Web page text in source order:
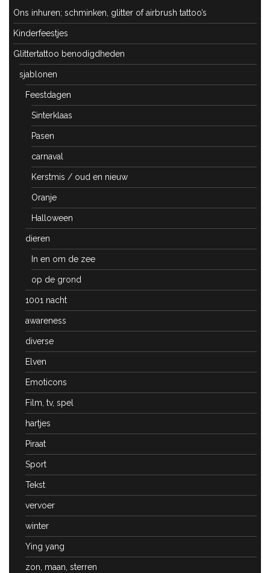
Ons inhuren; schminken, glitter of airbrush tattoo’s
Kinderfeestjes
Glittertattoo benodigdheden
sjablonen
Feestdagen
Sinterklaas
Pasen
carnaval
Kerstmis / oud en nieuw
Oranje
Halloween
dieren
In en om de zee
op de grond
1001 nacht
awareness
diverse
Elven
Emoticons
Film, tv, spel
hartjes
Piraat
Sport
Tekst
vervoer
winter
Ying yang
zon, maan, sterren